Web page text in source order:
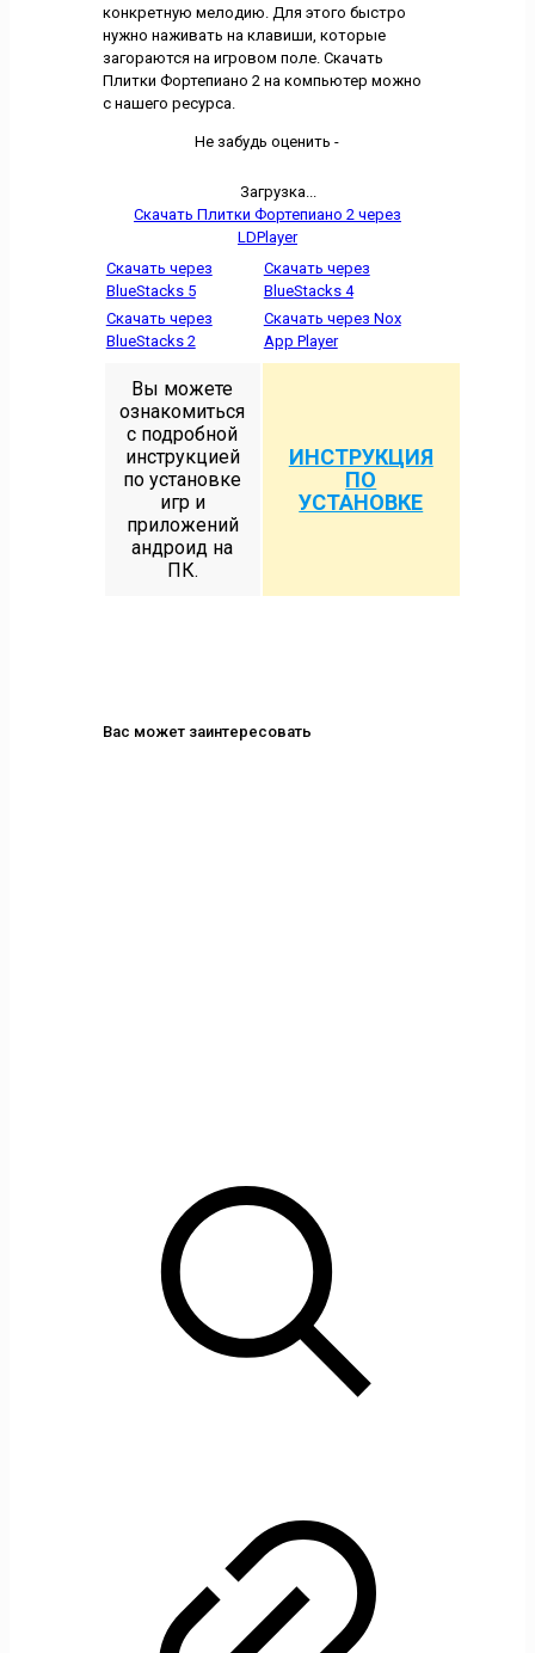
конкретную мелодию. Для этого быстро
нужно наживать на клавиши, которые
загораются на игровом поле. Скачать
Плитки Фортепиано 2 на компьютер можно
с нашего ресурса.
Не забудь оценить -
Загрузка...
Скачать Плитки Фортепиано 2 через
LDPlayer
Скачать через
BlueStacks 5
Скачать через
BlueStacks 4
Скачать через
BlueStacks 2
Скачать через Nox
App Player
Вы можете
ознакомиться
с подробной
инструкцией
по установке
игр и
приложений
андроид на
ПК.
ИНСТРУКЦИЯ
ПО
УСТАНОВКЕ
Вас может заинтересовать